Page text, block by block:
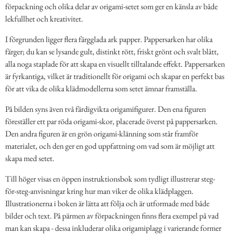
förpackning och olika delar av origami-setet som ger en känsla av både
lekfullhet och kreativitet.
I förgrunden ligger flera färgglada ark papper. Pappersarken har olika
färger; du kan se lysande gult, distinkt rött, friskt grönt och svalt blått,
alla noga staplade för att skapa en visuellt tilltalande effekt. Pappersarken
är fyrkantiga, vilket är traditionellt för origami och skapar en perfekt bas
för att vika de olika klädmodellerna som setet ämnar framställa.
På bilden syns även två färdigvikta origamifigurer. Den ena figuren
föreställer ett par röda origami-skor, placerade överst på pappersarken.
Den andra figuren är en grön origami-klänning som står framför
materialet, och den ger en god uppfattning om vad som är möjligt att
skapa med setet.
Till höger visas en öppen instruktionsbok som tydligt illustrerar steg-
för-steg-anvisningar kring hur man viker de olika klädplaggen.
Illustrationerna i boken är lätta att följa och är utformade med både
bilder och text. På pärmen av förpackningen finns flera exempel på vad
man kan skapa - dessa inkluderar olika origamiplagg i varierande former